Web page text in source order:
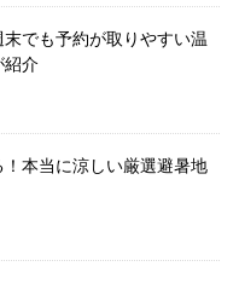
でも予約が取りやすい温
紹介
！本当に涼しい厳選避暑地